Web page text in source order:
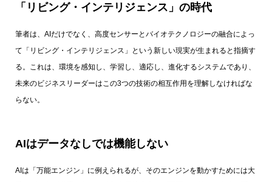
「リビング・インテリジェンス」の時代
筆者は、AIだけでなく、高度センサーとバイオテクノロジーの融合によっ
て「リビング・インテリジェンス」という新しい現実が生まれると指摘す
る。これは、環境を感知し、学習し、適応し、進化するシステムであり、
未来のビジネスリーダーはこの3つの技術の相互作用を理解しなければな
らない。
AIはデータなしでは機能しない
AIは「万能エンジン」に例えられるが、そのエンジンを動かすためには大